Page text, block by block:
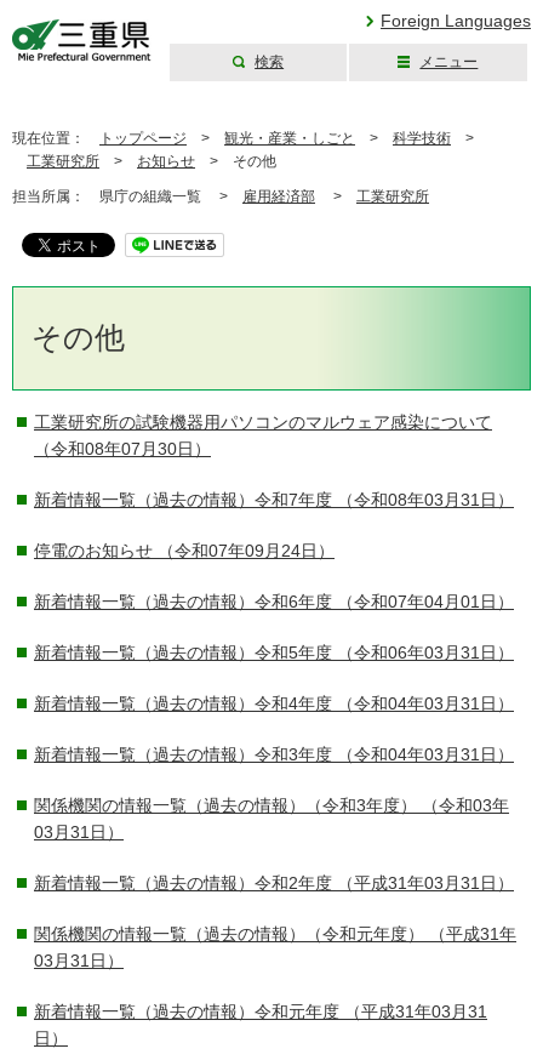
Foreign Languages
検索 メニュー
現在位置： トップページ > 観光・産業・しごと > 科学技術 >
工業研究所 > お知らせ > その他
担当所属： 県庁の組織一覧 > 雇用経済部 > 工業研究所
その他
工業研究所の試験機器用パソコンのマルウェア感染について
（令和08年07月30日）
新着情報一覧（過去の情報）令和7年度 （令和08年03月31日）
停電のお知らせ （令和07年09月24日）
新着情報一覧（過去の情報）令和6年度 （令和07年04月01日）
新着情報一覧（過去の情報）令和5年度 （令和06年03月31日）
新着情報一覧（過去の情報）令和4年度 （令和04年03月31日）
新着情報一覧（過去の情報）令和3年度 （令和04年03月31日）
関係機関の情報一覧（過去の情報）（令和3年度）
（令和03年
03月31日）
新着情報一覧（過去の情報）令和2年度 （平成31年03月31日）
関係機関の情報一覧（過去の情報）（令和元年度）
（平成31年
03月31日）
新着情報一覧（過去の情報）令和元年度 （平成31年03月31
日）